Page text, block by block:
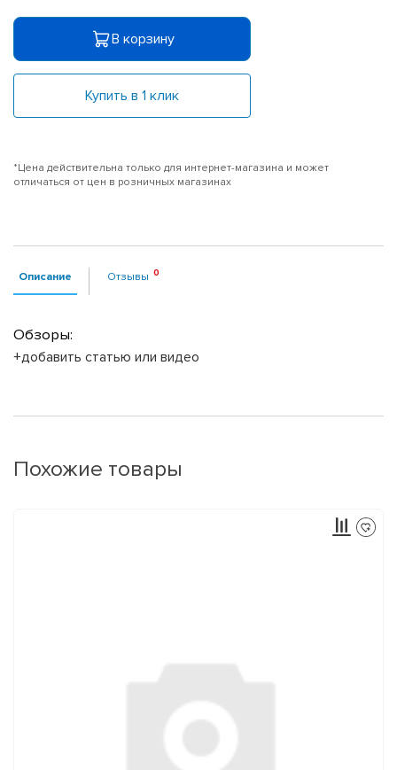
В корзину
Купить в 1 клик
*Цена действительна только для интернет-магазина и может
отличаться от цен в розничных магазинах
Описание Отзывы
Обзоры:
+добавить статью или видео
Похожие товары